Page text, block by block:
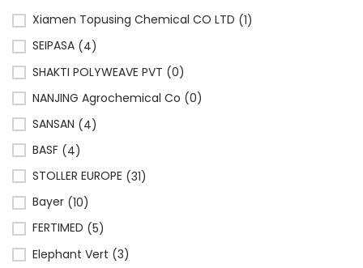
Xiamen Topusing Chemical CO LTD (1)
SEIPASA (4)
SHAKTI POLYWEAVE PVT (0)
NANJING Agrochemical Co (0)
SANSAN (4)
BASF (4)
STOLLER EUROPE (31)
Bayer (10)
FERTIMED (5)
Elephant Vert (3)